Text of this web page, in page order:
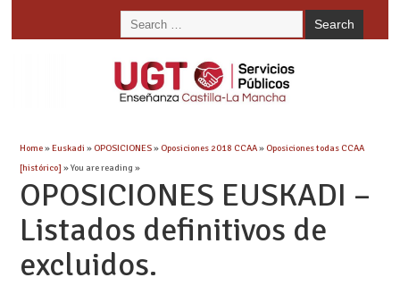
Home»Euskadi » OPOSICIONES» Oposiciones 2018 CCAA» Oposiciones todas CCAA
[histórico] » You are reading »
OPOSICIONES EUSKADI –
Listados definitivos de
excluidos.